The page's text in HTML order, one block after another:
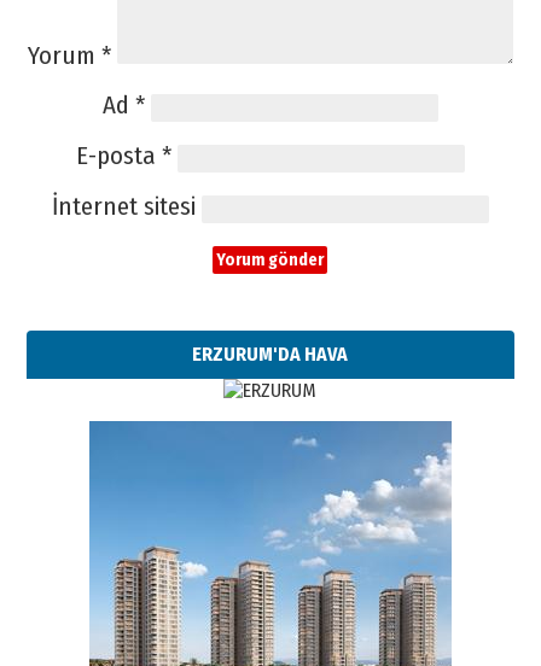
Yorum *
Ad *
E-posta *
İnternet sitesi
ERZURUM'DA HAVA
Esat BİNDESEN
TRT’NİN BÖLGEYE AÇILAN SESİ
09 Ağustos 2026 Pazar